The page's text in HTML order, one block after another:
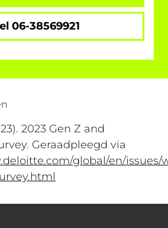
06-38569921
2023 Gen Z and
Geraadpleegd via
global/en/issues/